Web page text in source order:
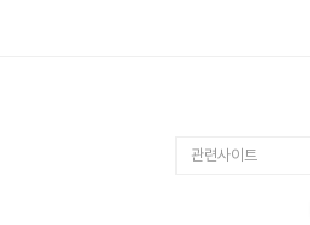
관련사이트